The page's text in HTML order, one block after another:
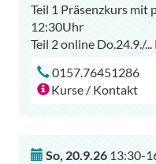
Teil 1 Präsenzkurs mit
12:30Uhr
Teil 2 online Do.24.9./...
0157.76451286
Kurse / Kontakt
So, 20.9.26 13:30-